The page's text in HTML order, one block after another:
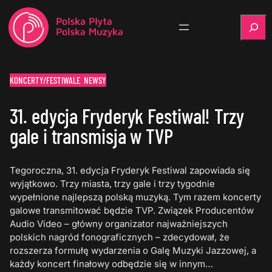
KONCERTY/FESTIWALE NEWSY
31. edycja Fryderyk Festiwal! Trzy
gale i transmisja w TVP
Tegoroczna, 31. edycja Fryderyk Festiwal zapowiada się
wyjątkowo. Trzy miasta, trzy gale i trzy tygodnie
wypełnione najlepszą polską muzyką. Tym razem koncerty
galowe transmitować będzie TVP. Związek Producentów
Audio Video – główny organizator najważniejszych
polskich nagród fonograficznych – zdecydował, że
rozszerza formułę wydarzenia o Galę Muzyki Jazzowej, a
każdy koncert finałowy odbędzie się w innym…